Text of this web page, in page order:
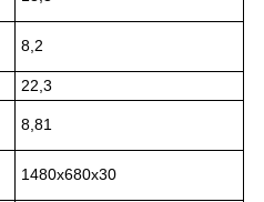
8,2
22,3
8,81
1480х680х30